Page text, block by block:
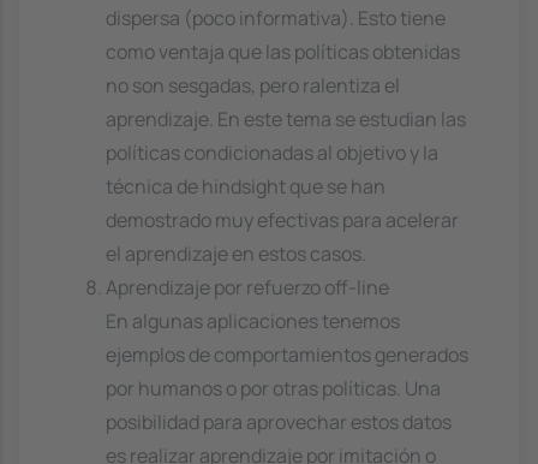
dispersa (poco informativa). Esto tiene
como ventaja que las políticas obtenidas
no son sesgadas, pero ralentiza el
aprendizaje. En este tema se estudian las
políticas condicionadas al objetivo y la
técnica de hindsight que se han
demostrado muy efectivas para acelerar
el aprendizaje en estos casos.
Aprendizaje por refuerzo off-line
En algunas aplicaciones tenemos
ejemplos de comportamientos generados
por humanos o por otras políticas. Una
posibilidad para aprovechar estos datos
es realizar aprendizaje por imitación o